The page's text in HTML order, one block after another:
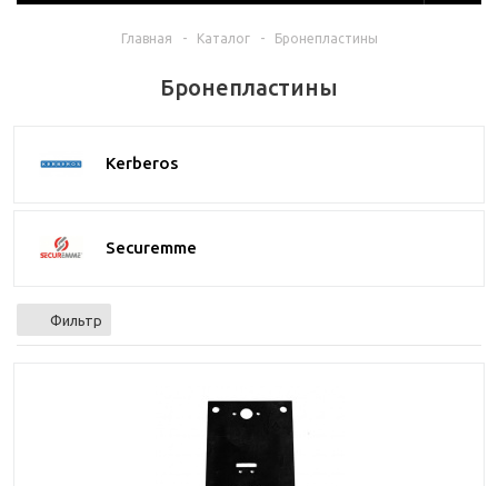
Главная - Каталог - Бронепластины
Бронепластины
Kerberos
Securemme
Фильтр